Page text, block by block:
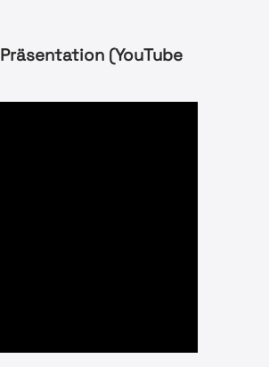
(YouTube